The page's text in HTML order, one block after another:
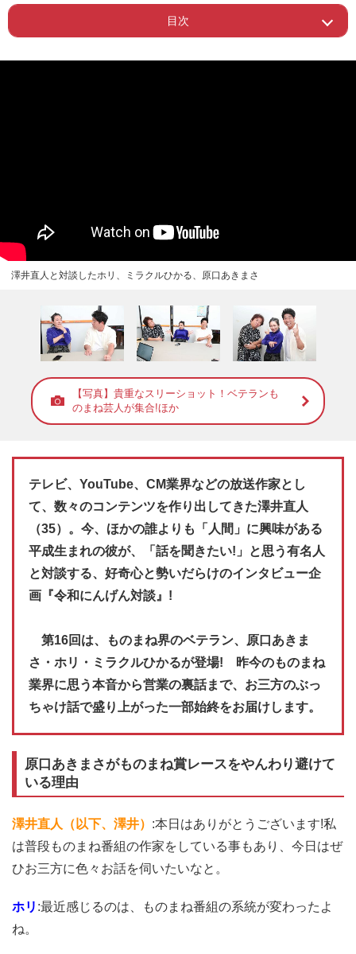
目次
ー 原口あきまさがものまね賞レースを
Page 4
いですよね」
澤井直人と対談したホリ、ミラクルひかる、原口あきまさ
【写真】貴重なスリーショット！ベテランも
のまね芸人が集合!ほか
テレビ、YouTube、CM業界などの放送作家とし
て、数々のコンテンツを作り出してきた澤井直人
（35）。今、ほかの誰よりも「人間」に興味がある
平成生まれの彼が、「話を聞きたい!」と思う有名人
と対談する、好奇心と勢いだらけのインタビュー企
画『令和にんげん対談』!
第16回は、ものまね界のベテラン、原口あきま
さ・ホリ・ミラクルひかるが登場! 昨今のものまね
業界に思う本音から営業の裏話まで、お三方のぶっ
ちゃけ話で盛り上がった一部始終をお届けします。
原口あきまさがものまね賞レースをやんわり避けて
いる理由
澤井直人（以下、澤井） :本日はありがとうございます!私
は普段ものまね番組の作家をしている事もあり、今日はぜ
ひお三方に色々お話を伺いたいなと。
ホリ :最近感じるのは、ものまね番組の系統が変わったよ
ね。